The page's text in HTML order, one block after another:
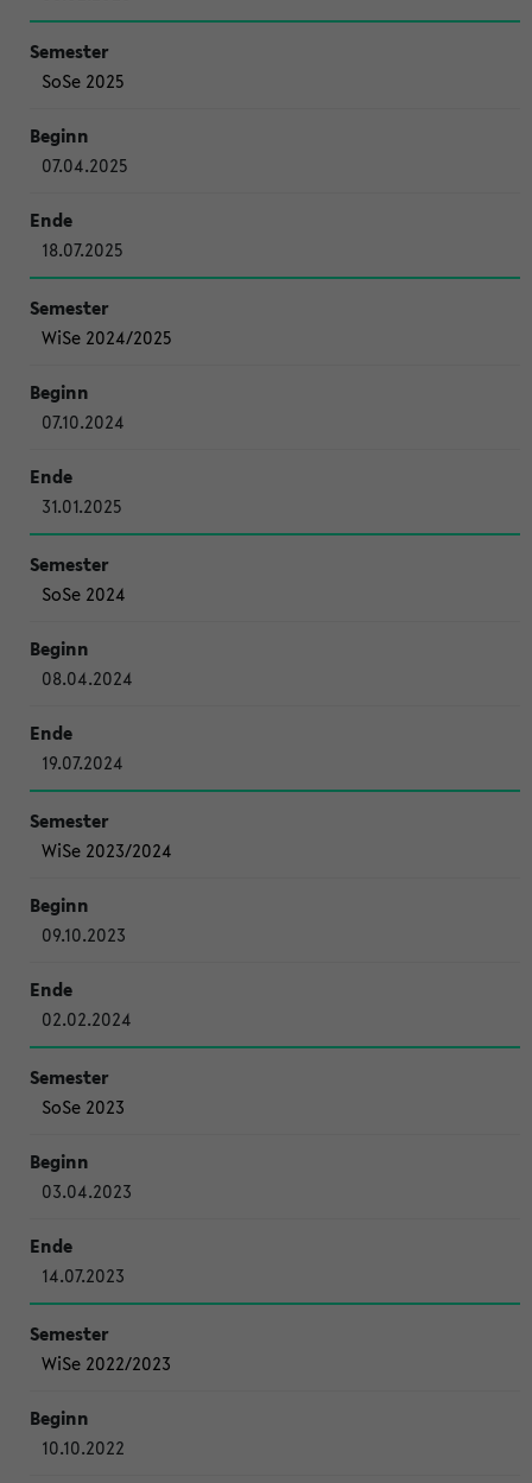
SoSe 2025
07.04.2025
18.07.2025
WiSe 2024/2025
07.10.2024
31.01.2025
SoSe 2024
08.04.2024
19.07.2024
WiSe 2023/2024
09.10.2023
02.02.2024
SoSe 2023
03.04.2023
14.07.2023
WiSe 2022/2023
10.10.2022